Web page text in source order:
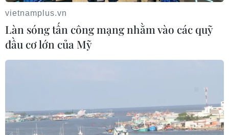
vietnamplus.vn
Làn sóng tấn công mạng nhằm vào các quỹ
đầu cơ lớn của Mỹ